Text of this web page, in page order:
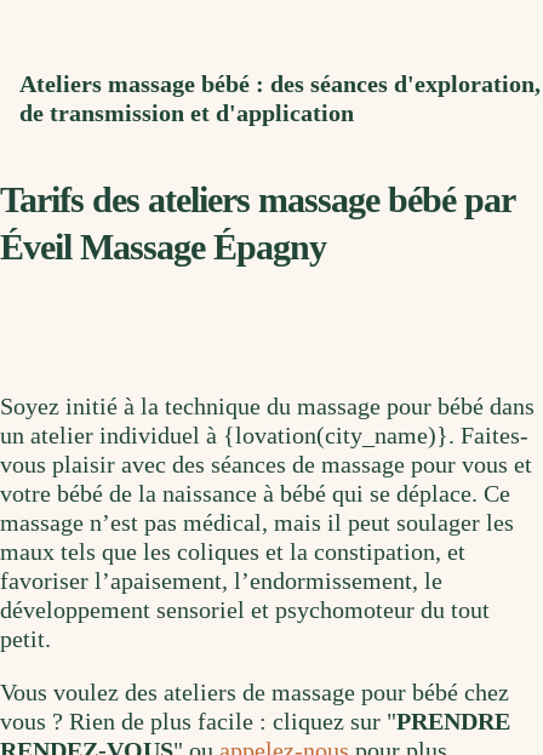
Ateliers massage bébé : des séances d'exploration,
de transmission et d'application
Tarifs des ateliers massage bébé par
Éveil Massage Épagny
Soyez initié à la technique du massage pour bébé dans
un atelier individuel à {lovation(city_name)}. Faites-
vous plaisir avec des séances de massage pour vous et
votre bébé de la naissance à bébé qui se déplace. Ce
massage n’est pas médical, mais il peut soulager les
maux tels que les coliques et la constipation, et
favoriser l’apaisement, l’endormissement, le
développement sensoriel et psychomoteur du tout
petit.
Vous voulez des ateliers de massage pour bébé chez
vous ? Rien de plus facile : cliquez sur "PRENDRE